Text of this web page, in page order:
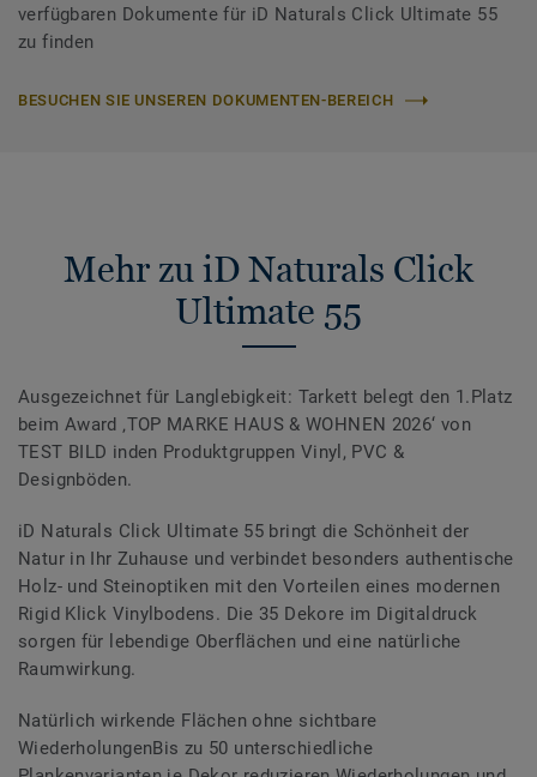
verfügbaren Dokumente für iD Naturals Click Ultimate 55
zu finden
BESUCHEN SIE UNSEREN DOKUMENTEN-BEREICH
Mehr zu iD Naturals Click
Ultimate 55
Ausgezeichnet für Langlebigkeit: Tarkett belegt den 1.Platz
beim Award ‚TOP MARKE HAUS & WOHNEN 2026‘ von
TEST BILD inden Produktgruppen Vinyl, PVC &
Designböden.
iD Naturals Click Ultimate 55 bringt die Schönheit der
Natur in Ihr Zuhause und verbindet besonders authentische
Holz- und Steinoptiken mit den Vorteilen eines modernen
Rigid Klick Vinylbodens. Die 35 Dekore im Digitaldruck
sorgen für lebendige Oberflächen und eine natürliche
Raumwirkung.
Natürlich wirkende Flächen ohne sichtbare
WiederholungenBis zu 50 unterschiedliche